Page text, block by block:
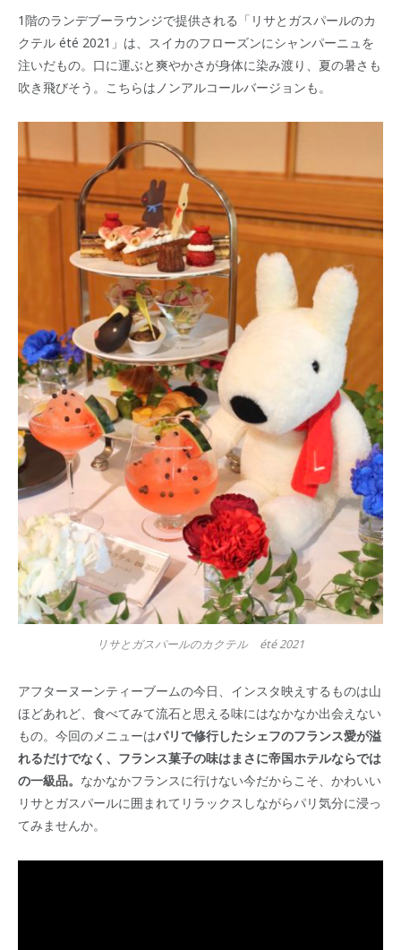
1階のランデブーラウンジで提供される「リサとガスパールのカ
クテル été 2021」は、スイカのフローズンにシャンパーニュを
注いだもの。口に運ぶと爽やかさが身体に染み渡り、夏の暑さも
吹き飛びそう。こちらはノンアルコールバージョンも。
リサとガスパールのカクテル été 2021
アフターヌーンティーブームの今日、インスタ映えするものは山
ほどあれど、食べてみて流石と思える味にはなかなか出会えない
もの。今回のメニューはパリで修行したシェフのフランス愛が溢
れるだけでなく、フランス菓子の味はまさに帝国ホテルならでは
の一級品。 なかなかフランスに行けない今だからこそ、かわいい
リサとガスパールに囲まれてリラックスしながらパリ気分に浸っ
てみませんか。